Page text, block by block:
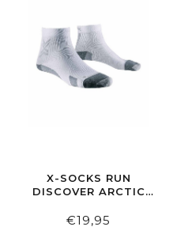
X-SOCKS RUN
DISCOVER ARCTIC
€19,95